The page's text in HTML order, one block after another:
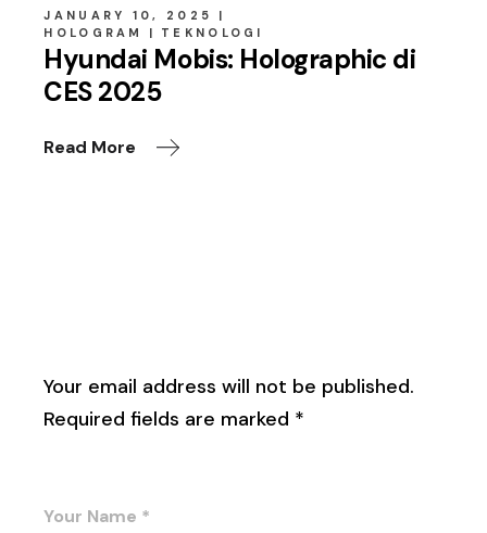
JANUARY 10, 2025
HOLOGRAM
TEKNOLOGI
Hyundai Mobis: Holographic di
CES 2025
Read More
Your email address will not be published.
Required fields are marked *